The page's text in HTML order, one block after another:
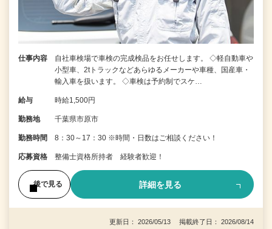
仕事内容
自社車検場で車検の完成検品をお任せします。 ◇軽自動車や
小型車、2tトラックなどあらゆるメーカーや車種、国産車・
輸入車を扱います。 ◇車検は予約制でスケ…
給与 時給1,500円
勤務地 千葉県市原市
勤務時間 8：30～17：30 ※時間・日数はご相談ください！
応募資格 整備士資格所持者 経験者歓迎！
後で見る 詳細を見る
更新日： 2026/05/13 掲載終了日： 2026/08/14